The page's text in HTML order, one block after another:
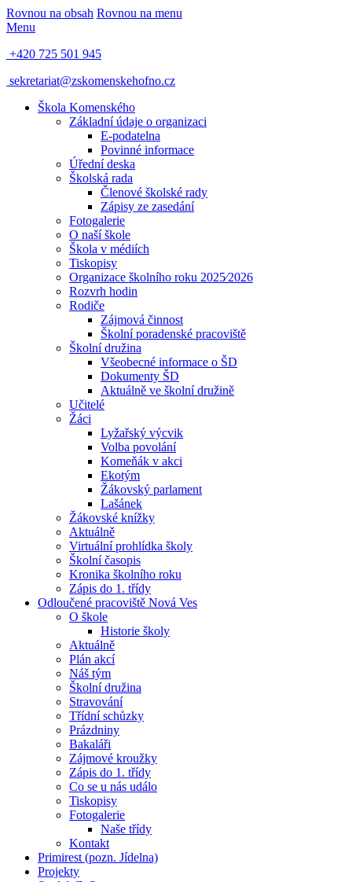
Rovnou na obsah Rovnou na menu
Menu
+420 725 501 945
sekretariat@zskomenskehofno.cz
Škola Komenského
Základní údaje o organizaci
E-podatelna
Povinné informace
Úřední deska
Školská rada
Členové školské rady
Zápisy ze zasedání
Fotogalerie
O naší škole
Škola v médiích
Tiskopisy
Organizace školního roku 2025⁄2026
Rozvrh hodin
Rodiče
Zájmová činnost
Školní poradenské pracoviště
Školní družina
Všeobecné informace o ŠD
Dokumenty ŠD
Aktuálně ve školní družině
Učitelé
Žáci
Lyžařský výcvik
Volba povolání
Komeňák v akci
Ekotým
Žákovský parlament
Lašánek
Žákovské knížky
Aktuálně
Virtuální prohlídka školy
Školní časopis
Kronika školního roku
Zápis do 1. třídy
Odloučené pracoviště Nová Ves
O škole
Historie školy
Aktuálně
Plán akcí
Náš tým
Školní družina
Stravování
Třídní schůzky
Prázdniny
Bakaláři
Zájmové kroužky
Zápis do 1. třídy
Co se u nás událo
Tiskopisy
Fotogalerie
Naše třídy
Kontakt
Primirest (pozn. Jídelna)
Projekty